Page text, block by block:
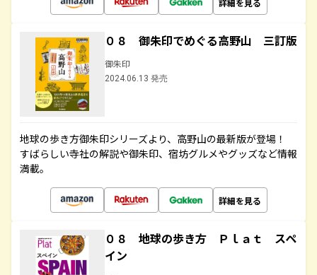
０８ 御朱印でめぐる高野山 三訂版
御朱印
2024.06.13 発売
地球の歩き方御朱印シリーズより、高野山の最新版が登場！
すばらしい寺社の解説や御朱印、宿坊グルメやグッズなど情報
満載。
詳細を見る
０８ 地球の歩き方 Ｐｌａｔ スペ
イン